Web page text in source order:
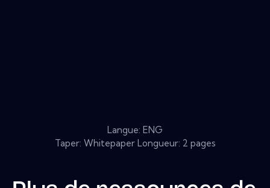
Langue: ENG
Taper: Whitepaper Longueur: 2 pages